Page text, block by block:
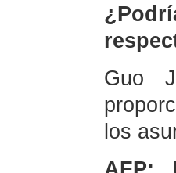
Guo
los